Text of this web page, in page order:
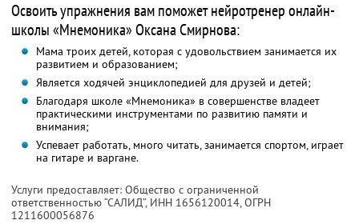
Освоить упражнения вам поможет нейротренер онлайн-
школы «Мнемоника» Оксана Смирнова:
Мама троих детей, которая с удовольствием занимается их
развитием и образованием;
Является ходячей энциклопедией для друзей и детей;
Благодаря школе «Мнемоника» в совершенстве владеет
практическими инструментами по развитию памяти и
внимания;
Успевает работать, много читать, занимается спортом, играет
на гитаре и варгане.
Услуги предоставляет: Общество с ограниченной
ответственностью “САЛИД”, ИНН 1656120014, ОГРН
1211600056876